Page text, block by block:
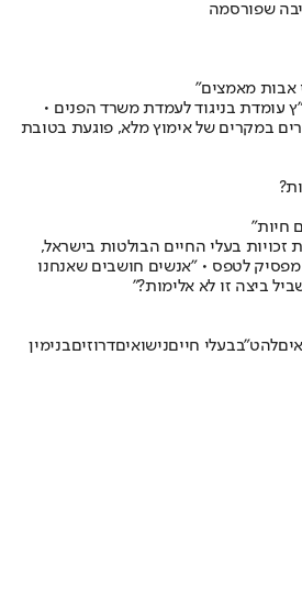
שפורסמה
אבות מאמצים"
עומדת בניגוד לעמדת משרד הפנים •
במקרים של אימוץ מלא, פוגעת בטובת
זכויות בעלי החיים הבולטות בישראל,
לטפס • "אנשים חושבים שאנחנו
ביצה זו לא אלימות?"
להט"בבעלי חייםנישואיםדרוזיםבנימין